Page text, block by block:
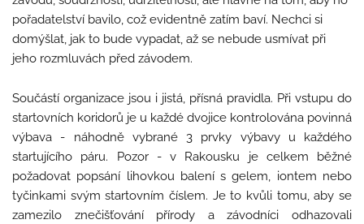
pořadatelství bavilo, což evidentně zatím baví. Nechci si
domýšlat, jak to bude vypadat, až se nebude usmívat při
jeho rozmluvách před závodem.
Součástí organizace jsou i jistá, přísná pravidla. Při vstupu do
startovních koridorů je u každé dvojice kontrolována povinná
výbava - náhodně vybrané 3 prvky výbavy u každého
startujícího páru. Pozor - v Rakousku je celkem běžné
požadovat popsání lihovkou balení s gelem, iontem nebo
tyčinkami svým startovním číslem. Je to kvůli tomu, aby se
zamezilo znečišťování přírody a závodníci odhazovali